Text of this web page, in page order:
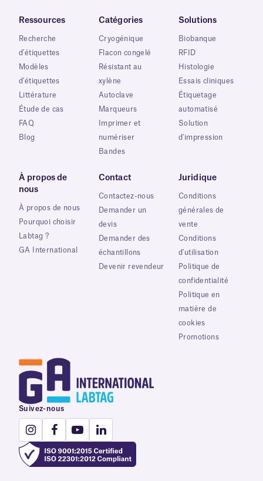
Ressources
Recherche
d'étiquettes
Modèles
d'étiquettes
Littérature
Étude de cas
FAQ
Blog
Catégories
Cryogénique
Flacon congelé
Résistant au
xylène
Autoclave
Marqueurs
Imprimer et
numériser
Bandes
Solutions
Biobanque
RFID
Histologie
Essais cliniques
Étiquetage
automatisé
Solution
d'impression
À propos de
nous
À propos de nous
Pourquoi choisir
Labtag ?
GA International
Contact
Contactez-nous
Demander un
devis
Demander des
échantillons
Devenir revendeur
Juridique
Conditions
générales de
vente
Conditions
d'utilisation
Politique de
confidentialité
Politique en
matière de
cookies
Promotions
Suivez-nous